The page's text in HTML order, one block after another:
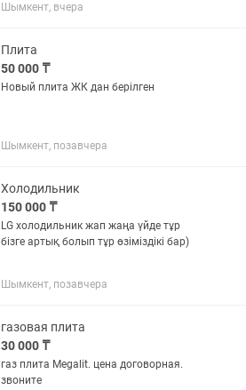
Шымкент, вчера
Плита
50 000 ₸
Новый плита ЖК дан берілген
Шымкент, позавчера
Холодильник
150 000 ₸
LG холодильник жап жаңа үйде тұр
бізге артық болып тұр өзіміздікі бар)
Шымкент, позавчера
газовая плита
30 000 ₸
газ плита Megalit. цена договорная.
звоните